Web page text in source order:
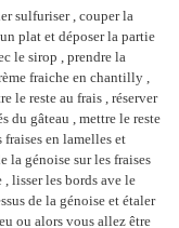
sulfuriser , couper la
plat et déposer la partie
le sirop , prendre la
fraiche en chantilly ,
le reste au frais , réserver
du gâteau , mettre le reste
en lamelles et
la génoise sur les fraises
lisser les bords ave le
de la génoise et étaler
ou alors vous allez être